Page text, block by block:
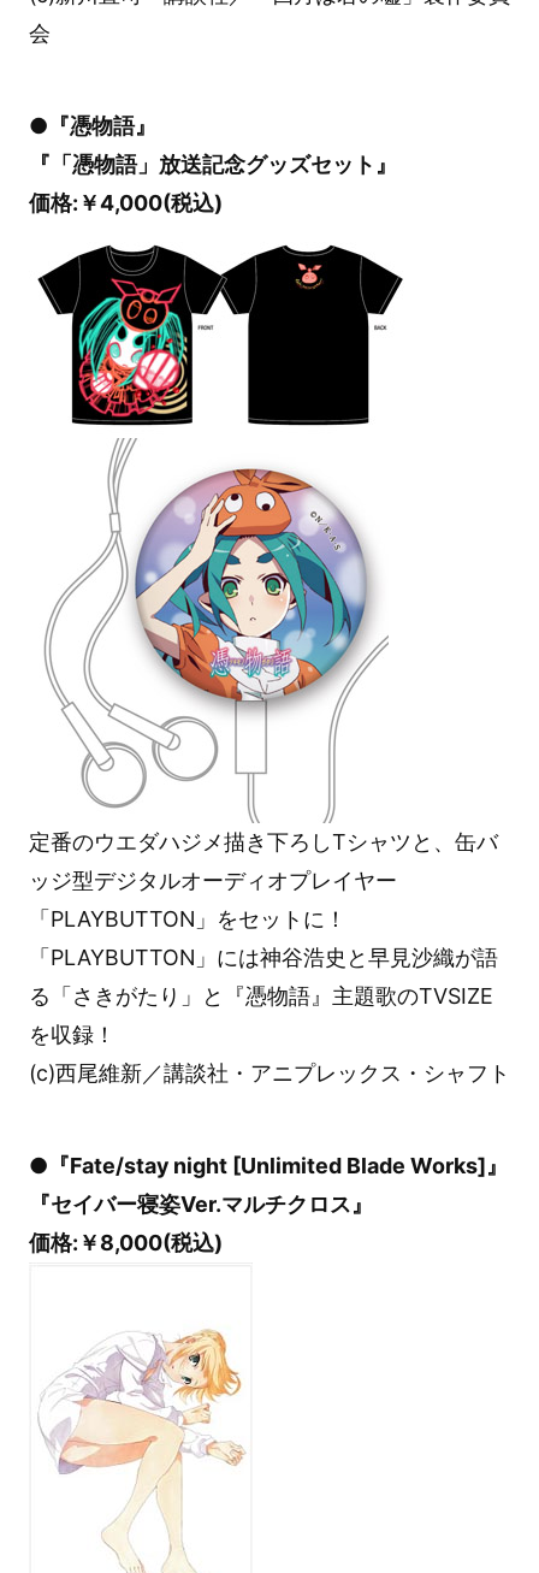
会
●『憑物語』
『「憑物語」放送記念グッズセット』
価格:￥4,000(税込)
定番のウエダハジメ描き下ろしTシャツと、缶バ
ッジ型デジタルオーディオプレイヤー
「PLAYBUTTON」をセットに！
「PLAYBUTTON」には神谷浩史と早見沙織が語
る「さきがたり」と『憑物語』主題歌のTVSIZE
を収録！
(c)西尾維新／講談社・アニプレックス・シャフト
●『Fate/stay night [Unlimited Blade Works]』
『セイバー寝姿Ver.マルチクロス』
価格:￥8,000(税込)